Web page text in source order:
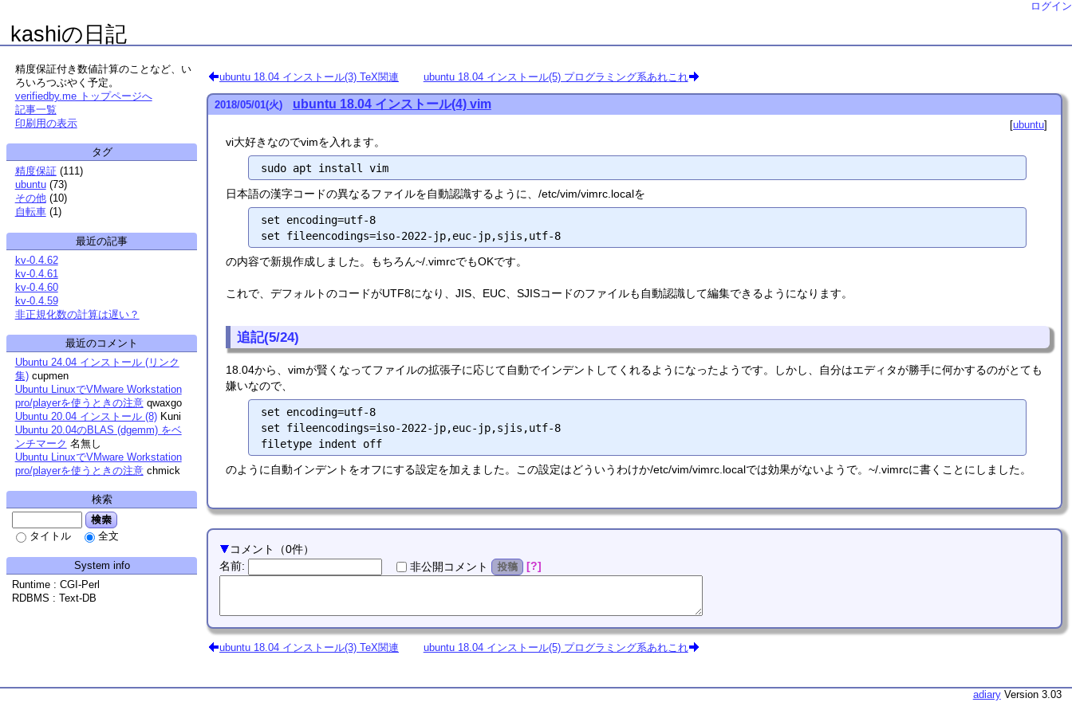
ログイン
kashiの日記
ubuntu 18.04 インストール(3) TeX関連 ubuntu 18.04 インストール(5) プログラミング系あれこれ
2018/05/01(火) ubuntu 18.04 インストール(4) vim
ubuntu
vi大好きなのでvimを入れます。
sudo apt install vim
日本語の漢字コードの異なるファイルを自動認識するように、/etc/vim/vimrc.localを
set encoding=utf-8
set fileencodings=iso-2022-jp,euc-jp,sjis,utf-8
の内容で新規作成しました。もちろん~/.vimrcでもOKです。
これで、デフォルトのコードがUTF8になり、JIS、EUC、SJISコードのファイルも自動認識して編集できるようになります。
追記(5/24)
18.04から、vimが賢くなってファイルの拡張子に応じて自動でインデントしてくれるようになったようです。しかし、自分はエディタが勝手に何かするのがとても
嫌いなので、
set encoding=utf-8
set fileencodings=iso-2022-jp,euc-jp,sjis,utf-8
filetype indent off
のように自動インデントをオフにする設定を加えました。この設定はどういうわけか/etc/vim/vimrc.localでは効果がないようで。~/.vimrcに書くことにしました。
コメント （0件）
名前: 非公開 コメント 投稿 ?
ubuntu 18.04 インストール(3) TeX関連 ubuntu 18.04 インストール(5) プログラミング系あれこれ
精度保証付き数値計算のことなど、い
ろいろつぶやく予定。
verifiedby.me トップページへ
記事一覧
印刷用の表示
タグ
精度保証 (111)
ubuntu (73)
その他 (10)
自転車 (1)
最近の記事
kv-0.4.62
kv-0.4.61
kv-0.4.60
kv-0.4.59
非正規化数の計算は遅い？
最近のコメント
Ubuntu 24.04 インストール (リンク
集) cupmen
Ubuntu LinuxでVMware Workstation
pro/playerを使うときの注意 qwaxgo
Ubuntu 20.04 インストール (8) Kuni
Ubuntu 20.04のBLAS (dgemm) をベ
ンチマーク 名無し
Ubuntu LinuxでVMware Workstation
pro/playerを使うときの注意 chmick
検索
検索
タイトル 全文
System info
Runtime : CGI-Perl
RDBMS : Text-DB
adiaryVersion 3.03